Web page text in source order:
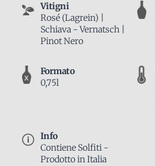
Vitigni
Rosé (Lagrein) |
Schiava - Vernatsch |
Pinot Nero
Formato
0,75l
Info
Contiene Solfiti -
Prodotto in Italia